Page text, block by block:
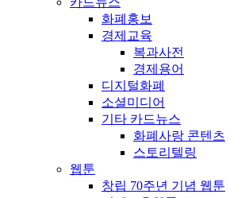
화폐홍보
경제교육
복과사전
경제용어
디지털화폐
소셜미디어
기타 카드뉴스
화폐사랑 콘텐츠
스토리텔링
웹툰
창립 70주년 기념 웹툰